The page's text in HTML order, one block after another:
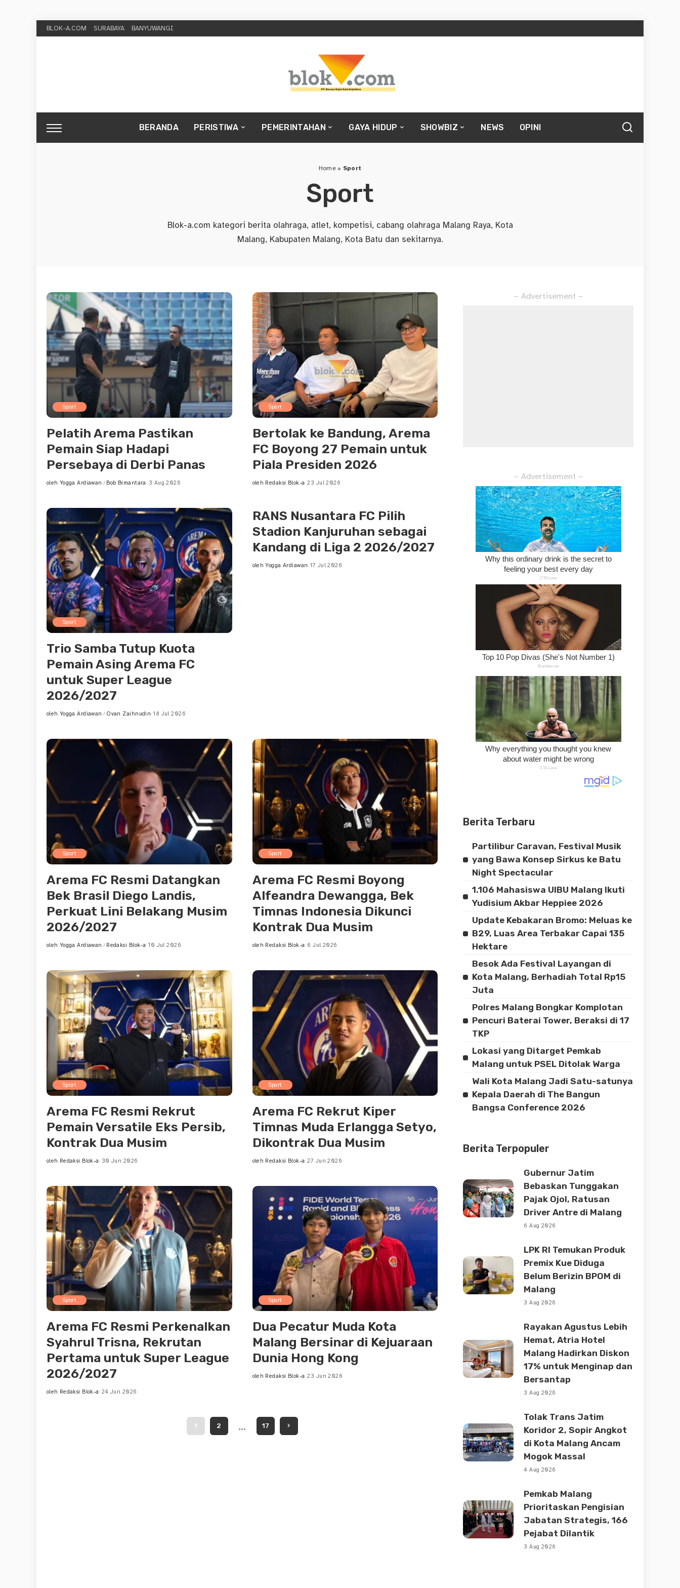
BLOK-A.COM SURABAYA BANYUWANGI
BERANDA PERISTIWA PEMERINTAHAN GAYA HIDUP SHOWBIZ NEWS OPINI
Home» Sport
Sport
Blok-a.com kategori berita olahraga, atlet, kompetisi, cabang olahraga Malang Raya, Kota
Malang, Kabupaten Malang, Kota Batu dan sekitarnya.
Sport
Pelatih Arema Pastikan
Pemain Siap Hadapi
Persebaya di Derbi Panas
Posted
oleh Yogga Ardiawan Bob Bimantara 3 Aug 2026
Sport
Bertolak ke Bandung, Arema
FC Boyong 27 Pemain untuk
Piala Presiden 2026
Posted
oleh Redaksi Blok-a 23 Jul 2026
Sport
Trio Samba Tutup Kuota
Pemain Asing Arema FC
untuk Super League
2026/2027
Posted
oleh Yogga Ardiawan Ovan Zaihnudin 18 Jul 2026
RANS Nusantara FC Pilih
Stadion Kanjuruhan sebagai
Kandang di Liga 2 2026/2027
Posted
oleh Yogga Ardiawan 17 Jul 2026
Sport
Arema FC Resmi Datangkan
Bek Brasil Diego Landis,
Perkuat Lini Belakang Musim
2026/2027
Posted
oleh Yogga Ardiawan Redaksi Blok-a 10 Jul 2026
Sport
Arema FC Resmi Boyong
Alfeandra Dewangga, Bek
Timnas Indonesia Dikunci
Kontrak Dua Musim
Posted
oleh Redaksi Blok-a 6 Jul 2026
Sport
Arema FC Resmi Rekrut
Pemain Versatile Eks Persib,
Kontrak Dua Musim
Posted
oleh Redaksi Blok-a 30 Jun 2026
Sport
Arema FC Rekrut Kiper
Timnas Muda Erlangga Setyo,
Dikontrak Dua Musim
Posted
oleh Redaksi Blok-a 27 Jun 2026
Sport
Arema FC Resmi Perkenalkan
Syahrul Trisna, Rekrutan
Pertama untuk Super League
2026/2027
Posted
oleh Redaksi Blok-a 24 Jun 2026
Sport
Dua Pecatur Muda Kota
Malang Bersinar di Kejuaraan
Dunia Hong Kong
Posted
oleh Redaksi Blok-a 23 Jun 2026
1 2 … 17
– Advertisement –
– Advertisement –
Berita Terbaru
Partilibur Caravan, Festival Musik
yang Bawa Konsep Sirkus ke Batu
Night Spectacular
1.106 Mahasiswa UIBU Malang Ikuti
Yudisium Akbar Heppiee 2026
Update Kebakaran Bromo: Meluas ke
B29, Luas Area Terbakar Capai 135
Hektare
Besok Ada Festival Layangan di
Kota Malang, Berhadiah Total Rp15
Juta
Polres Malang Bongkar Komplotan
Pencuri Baterai Tower, Beraksi di 17
TKP
Lokasi yang Ditarget Pemkab
Malang untuk PSEL Ditolak Warga
Wali Kota Malang Jadi Satu-satunya
Kepala Daerah di The Bangun
Bangsa Conference 2026
Berita Terpopuler
Gubernur Jatim
Bebaskan Tunggakan
Pajak Ojol, Ratusan
Driver Antre di Malang
6 Aug 2026
LPK RI Temukan Produk
Premix Kue Diduga
Belum Berizin BPOM di
Malang
3 Aug 2026
Rayakan Agustus Lebih
Hemat, Atria Hotel
Malang Hadirkan Diskon
17% untuk Menginap dan
Bersantap
3 Aug 2026
Tolak Trans Jatim
Koridor 2, Sopir Angkot
di Kota Malang Ancam
Mogok Massal
4 Aug 2026
Pemkab Malang
Prioritaskan Pengisian
Jabatan Strategis, 166
Pejabat Dilantik
3 Aug 2026